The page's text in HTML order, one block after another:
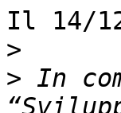
Il 14/
>
> In